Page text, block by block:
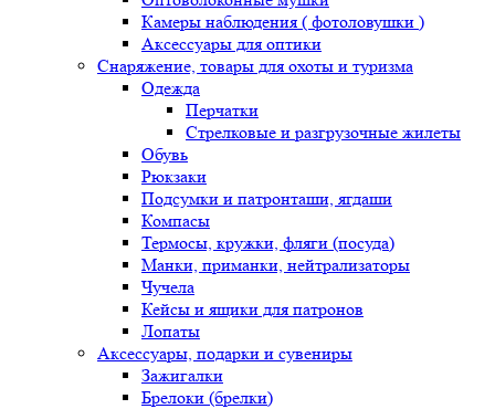
Камеры наблюдения ( фотоловушки )
Аксессуары для оптики
Снаряжение, товары для охоты и туризма
Одежда
Перчатки
Стрелковые и разгрузочные жилеты
Обувь
Рюкзаки
Подсумки и патронташи, ягдаши
Компасы
Термосы, кружки, фляги (посуда)
Манки, приманки, нейтрализаторы
Чучела
Кейсы и ящики для патронов
Лопаты
Аксессуары, подарки и сувениры
Зажигалки
Брелоки (брелки)